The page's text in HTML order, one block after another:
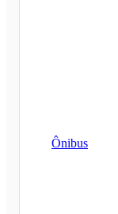
Ônibus